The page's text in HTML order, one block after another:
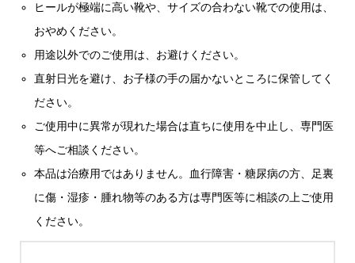
ヒールが極端に高い靴や、サイズの合わない靴での使用は、
おやめください。
用途以外でのご使用は、お避けください。
直射日光を避け、お子様の手の届かないところに保管してく
ださい。
ご使用中に異常が現れた場合は直ちに使用を中止し、専門医
等へご相談ください。
本品は治療用ではありません。血行障害・糖尿病の方、足裏
に傷・湿疹・腫れ物等のある方は専門医等に相談の上ご使用
ください。